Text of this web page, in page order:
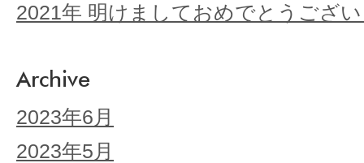
2021年 明けましておめでとうござ
Archive
2023年6月
2023年5月